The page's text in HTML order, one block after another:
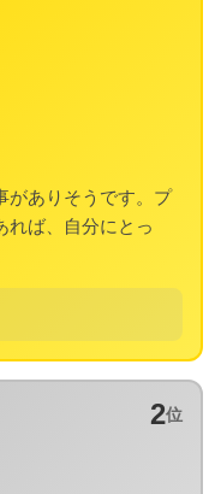
がありそうです。プ
れば、自分にとっ
2位